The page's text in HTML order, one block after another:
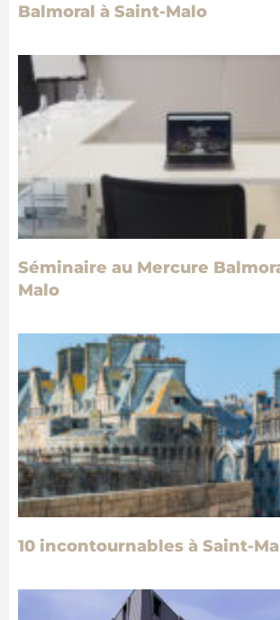
Balmoral à Saint-Malo
Séminaire au Mercure
Malo
10 incontournables à Saint-